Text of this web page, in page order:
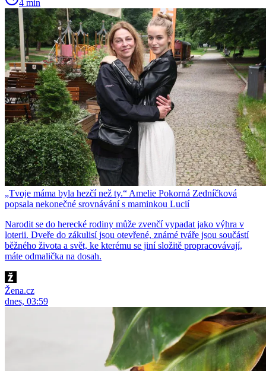
4 min
„Tvoje máma byla hezčí než ty.“ Amelie Pokorná Zedníčková
popsala nekonečné srovnávání s maminkou Lucií
Narodit se do herecké rodiny může zvenčí vypadat jako výhra v
loterii. Dveře do zákulisí jsou otevřené, známé tváře jsou součástí
běžného života a svět, ke kterému se jiní složitě propracovávají,
máte odmalička na dosah.
Žena.cz
dnes, 03:59